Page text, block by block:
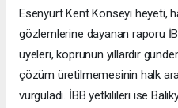
Esenyurt Kent Konseyi heyeti,
gözlemlerine dayanan raporu
üyeleri, köprünün yıllardır
çözüm üretilmemesinin halk
vurguladı. İBB yetkilileri ise